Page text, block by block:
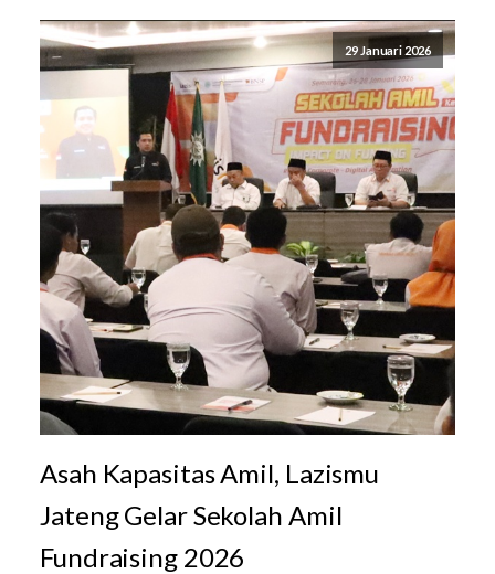
29 Januari 2026
Asah Kapasitas Amil, Lazismu
Jateng Gelar Sekolah Amil
Fundraising 2026